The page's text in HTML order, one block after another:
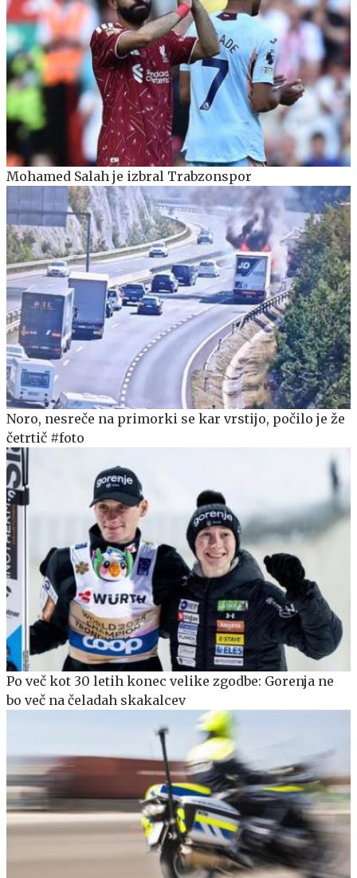
Mohamed Salah je izbral Trabzonspor
Noro, nesreče na primorki se kar vrstijo, počilo je že
četrtič #foto
Po več kot 30 letih konec velike zgodbe: Gorenja ne
bo več na čeladah skakalcev